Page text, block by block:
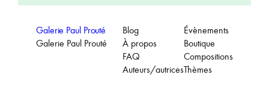
Galerie Paul Prouté
Galerie Paul Prouté
Blog
À propos
FAQ
Auteurs/autrices
Évènements
Boutique
Compositions
Thèmes